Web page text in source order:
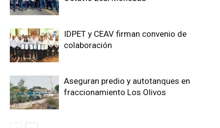
IDPET y CEAV firman convenio de
colaboración
Aseguran predio y autotanques en
fraccionamiento Los Olivos